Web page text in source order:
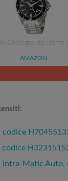
Orologio da Uomo
AMAZON
codice
codice
Intra-Matic Auto,